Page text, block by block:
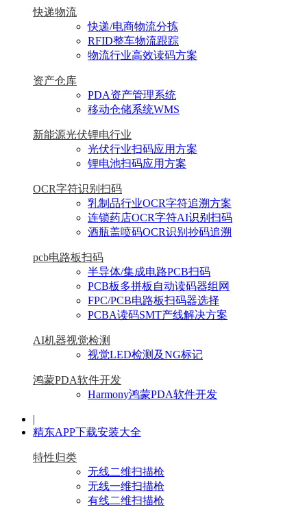
快递物流
快递/电商物流分拣
RFID整车物流跟踪
物流行业高效读码方案
资产仓库
PDA资产管理系统
移动仓储系统WMS
新能源光伏锂电行业
光伏行业扫码应用方案
锂电池扫码应用方案
OCR字符识别扫码
乳制品行业OCR字符追溯方案
连锁药店OCR字符AI识别扫码
酒瓶盖喷码OCR识别抄码追溯
pcb电路板扫码
半导体/集成电路PCB扫码
PCB板多拼板自动读码器组网
FPC/PCB电路板扫码器选择
PCBA读码SMT产线解决方案
AI机器视觉检测
视觉LED检测及NG标记
鸿蒙PDA软件开发
Harmony鸿蒙PDA软件开发
|
精东APP下载安装大全
特性归类
无线二维扫描枪
无线一维扫描枪
有线二维扫描枪